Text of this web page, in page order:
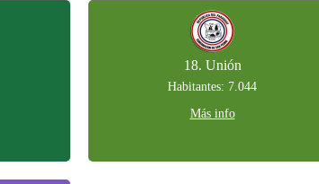
18. Unión
Habitantes: 7.044
Más info